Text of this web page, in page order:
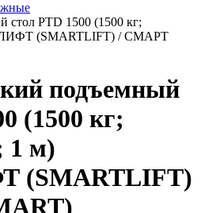
стол PTD 1500 (1500 кг;
(SMARTLIFT) / СМАРТ
подъемный
(1500 кг;
1 м)